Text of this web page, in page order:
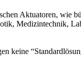
Aktuatoren, wie
Medizintechnik,
keine